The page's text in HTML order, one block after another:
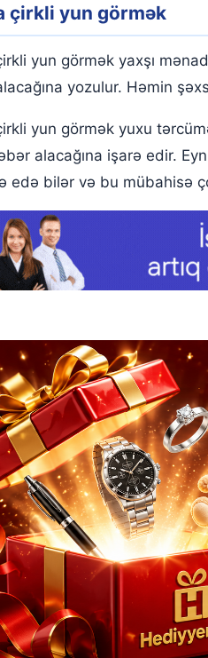
çirkli yun görmək
yun görmək yaxşı
yozulur. Həmin
yun görmək yuxu
alacağına işarə edir.
edə bilər və bu mübahisə